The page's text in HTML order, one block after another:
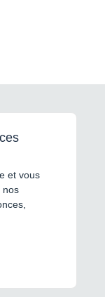
et vous
nos